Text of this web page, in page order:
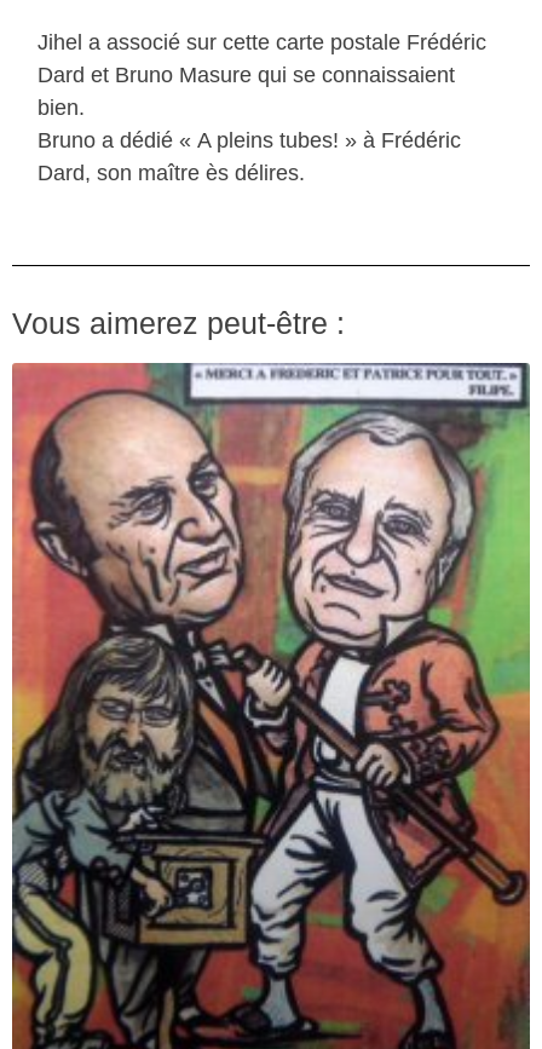
Jihel a associé sur cette carte postale Frédéric
Dard et Bruno Masure qui se connaissaient
bien.
Bruno a dédié « A pleins tubes! » à Frédéric
Dard, son maître ès délires.
Vous aimerez peut-être :